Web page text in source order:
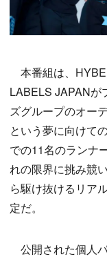
本番組は、
LABELS JAPANが
ズグループのオー
という夢に向けて
での11名のランナ
れの限界に挑み競
ら駆け抜けるリア
定だ。
公開された個人